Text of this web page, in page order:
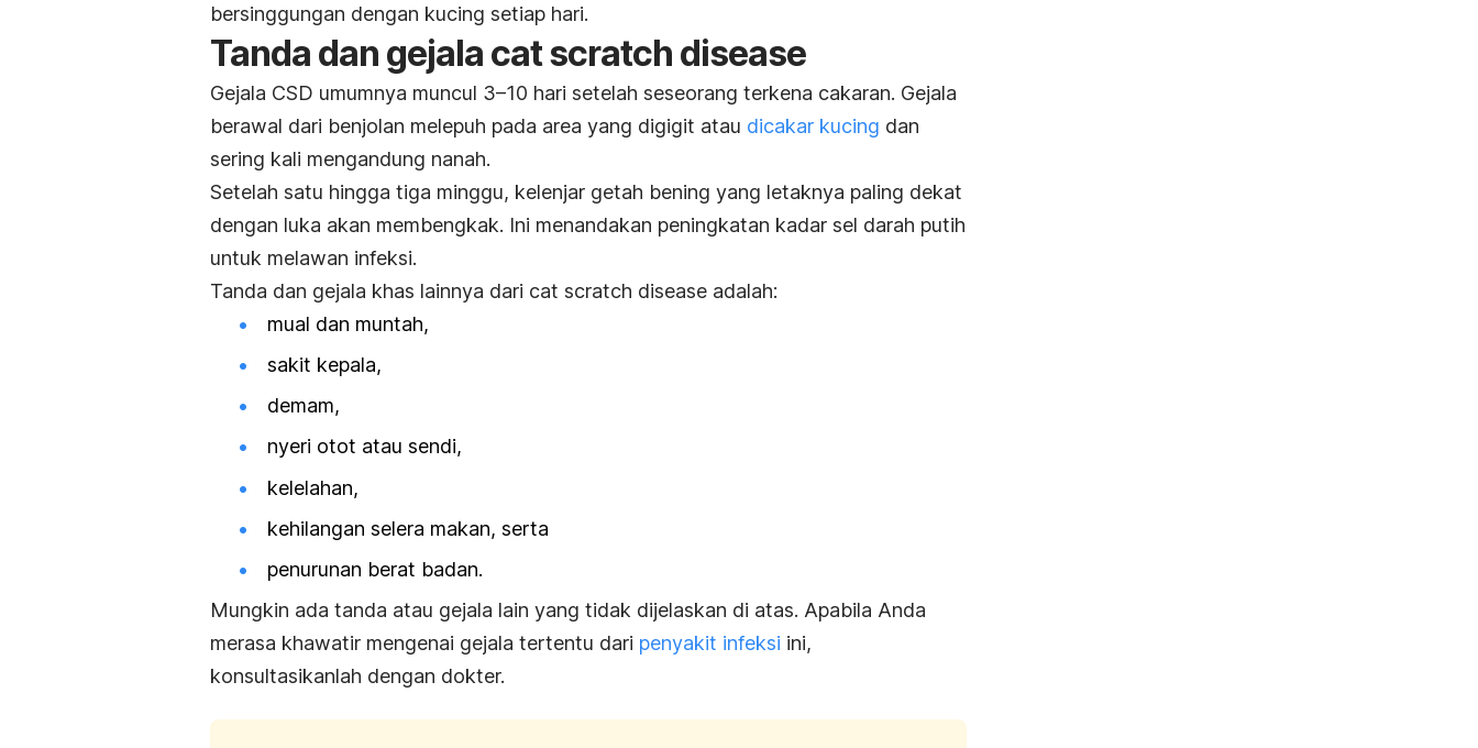
bersinggungan dengan kucing setiap hari.
Tanda dan gejala cat scratch disease
Gejala CSD umumnya muncul 3–10 hari setelah seseorang terkena cakaran. Gejala
berawal dari benjolan melepuh pada area yang digigit atau dicakar kucing dan
sering kali mengandung nanah.
Setelah satu hingga tiga minggu, kelenjar getah bening yang letaknya paling dekat
dengan luka akan membengkak. Ini menandakan peningkatan kadar sel darah putih
untuk melawan infeksi.
Tanda dan gejala khas lainnya dari cat scratch disease adalah:
mual dan muntah,
sakit kepala,
demam,
nyeri otot atau sendi,
kelelahan,
kehilangan selera makan, serta
penurunan berat badan.
Mungkin ada tanda atau gejala lain yang tidak dijelaskan di atas. Apabila Anda
merasa khawatir mengenai gejala tertentu dari penyakit infeksi ini,
konsultasikanlah dengan dokter.